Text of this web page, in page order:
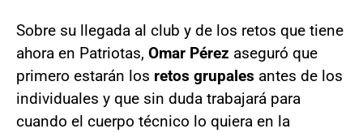
Sobre su llegada al club y de los retos que tiene
ahora en Patriotas, Omar Pérez aseguró que
primero estarán los retos grupales antes de los
individuales y que sin duda trabajará para
cuando el cuerpo técnico lo quiera en la